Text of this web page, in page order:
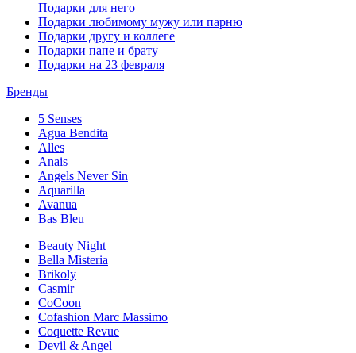
Подарки для него
Подарки любимому мужу или парню
Подарки другу и коллеге
Подарки папе и брату
Подарки на 23 февраля
Бренды
5 Senses
Agua Bendita
Alles
Anais
Angels Never Sin
Aquarilla
Avanua
Bas Bleu
Beauty Night
Bella Misteria
Brikoly
Casmir
CoCoon
Cofashion Marc Massimo
Coquette Revue
Devil & Angel